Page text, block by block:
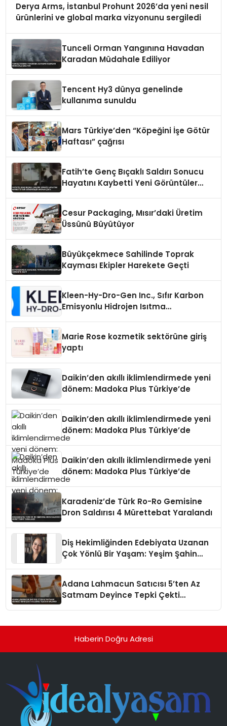
Derya Arms, İstanbul Prohunt 2026’da yeni nesil
ürünlerini ve global marka vizyonunu sergiledi
Tunceli Orman Yangınına Havadan
Karadan Müdahale Ediliyor
Tencent Hy3 dünya genelinde
kullanıma sunuldu
Mars Türkiye’den “Köpeğini İşe Götür
Haftası” çağrısı
Fatih’te Genç Bıçaklı Saldırı Sonucu
Hayatını Kaybetti Yeni Görüntüler
Cesur Packaging, Mısır’daki Üretim
Üssünü Büyütüyor
Büyükçekmece Sahilinde Toprak
Kayması Ekipler Harekete Geçti
Kleen-Hy-Dro-Gen Inc., Sıfır Karbon
Emisyonlu Hidrojen Isıtma
Marie Rose kozmetik sektörüne giriş
yaptı
Daikin’den akıllı iklimlendirmede yeni
dönem: Madoka Plus Türkiye’de
Daikin’den akıllı iklimlendirmede yeni
dönem: Madoka Plus Türkiye’de
Daikin’den akıllı iklimlendirmede yeni
dönem: Madoka Plus Türkiye’de
Karadeniz’de Türk Ro-Ro Gemisine
Dron Saldırısı 4 Mürettebat Yaralandı
Diş Hekimliğinden Edebiyata Uzanan
Çok Yönlü Bir Yaşam: Yeşim Şahin
Adana Lahmacun Satıcısı 5’ten Az
Satmam Deyince Tepki Çekti
Haberin Doğru Adresi